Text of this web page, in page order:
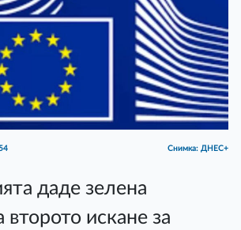
Снимка: ДНЕС+
даде зелена
второто искане за